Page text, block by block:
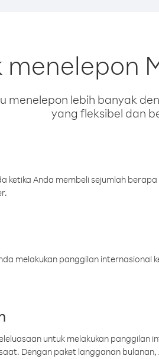
menelepon
menelepon lebih banyak
yang fleksibel dan
ketika Anda membeli sejumlah
melakukan panggilan
untuk melakukan
Dengan paket langganan